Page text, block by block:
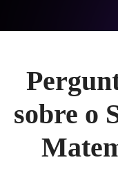
sobre o